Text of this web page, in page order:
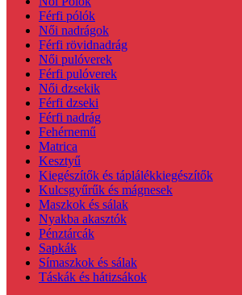
Férfi pólók
Női nadrágok
Férfi rövidnadrág
Női pulóverek
Férfi pulóverek
Női dzsekik
Férfi dzseki
Férfi nadrág
Fehérnemű
Matrica
Kesztyű
Kiegészítők és táplálékkiegészítők
Kulcsgyűrűk és mágnesek
Maszkok és sálak
Nyakba akasztók
Pénztárcák
Sapkák
Símaszkok és sálak
Táskák és hátizsákok